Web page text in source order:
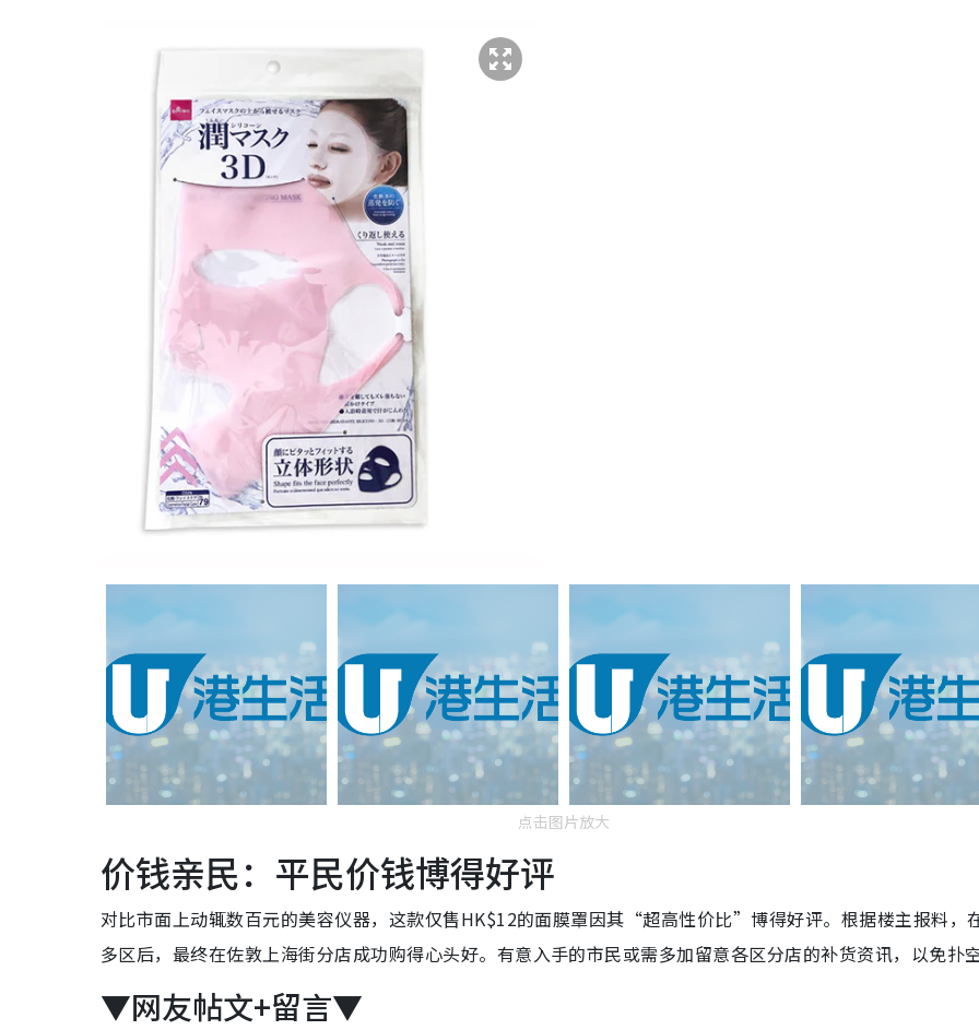
点击图片放大
价钱亲民：平民价钱博得好评
对比市面上动辄数百元的美容仪器，这款仅售HK$12的面膜罩因其“超高性价比”博得好评。根据楼主报料，
多区后，最终在佐敦上海街分店成功购得心头好。有意入手的市民或需多加留意各区分店的补货资讯，以免扑空
▼网友帖文+留言▼